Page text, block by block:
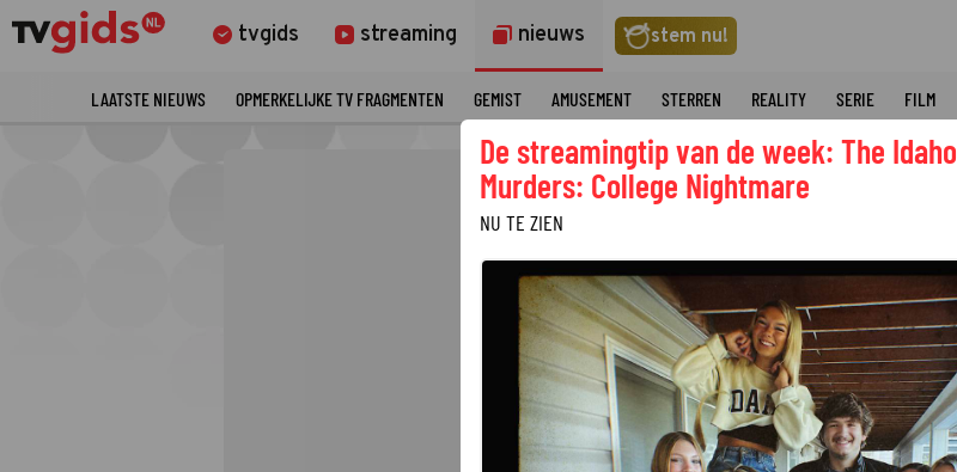
tvgids streaming nieuws stem nu!
LAATSTE NIEUWS OPMERKELIJKE TV FRAGMENTEN GEMIST AMUSEMENT STERREN REALITY SERIE FILM
De streamingtip van de week: The Idaho
Murders: College Nightmare
NU TE ZIEN